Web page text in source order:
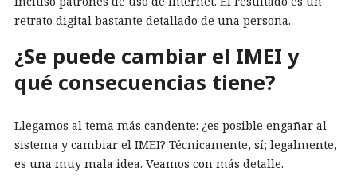
retrato digital bastante detallado de una persona.
¿Se puede cambiar el IMEI y
qué consecuencias tiene?
Llegamos al tema más candente: ¿es posible engañar al
sistema y cambiar el IMEI? Técnicamente, sí; legalmente,
es una muy mala idea. Veamos con más detalle.